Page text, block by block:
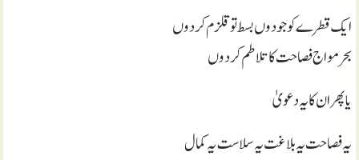
ایک قطرے کو جو دوں بسط تو قلزم کر دوں
بحر مواج فصاحت کا تلا طم کر دوں
یا پھر ان کا یہ دعویٰ
یہ فصاحت یہ بلاغت یہ سلاست یہ کمال